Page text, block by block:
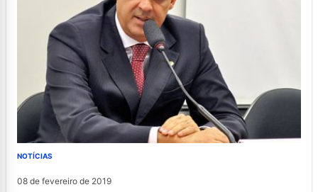
NOTÍCIAS
08 de fevereiro de 2019